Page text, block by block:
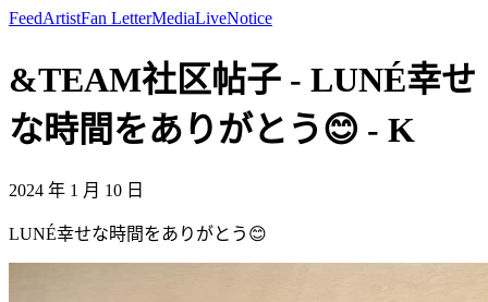
FeedArtistFan LetterMediaLiveNotice
&TEAM社区帖子 - LUNÉ幸せ
な時間をありがとう😊 - K
2024 年 1 月 10 日
LUNÉ幸せな時間をありがとう😊